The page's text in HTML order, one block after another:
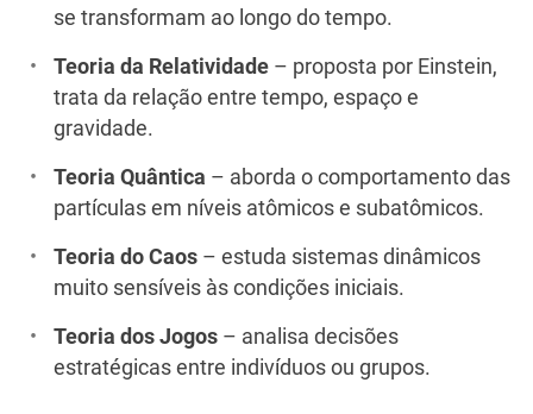
se transformam ao longo do tempo.
Teoria da Relatividade – proposta por Einstein,
trata da relação entre tempo, espaço e
gravidade.
Teoria Quântica – aborda o comportamento das
partículas em níveis atômicos e subatômicos.
Teoria do Caos – estuda sistemas dinâmicos
muito sensíveis às condições iniciais.
Teoria dos Jogos – analisa decisões
estratégicas entre indivíduos ou grupos.